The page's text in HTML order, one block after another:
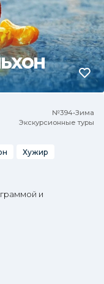
№394•Зима
Экскурсионные туры
Хужир
и